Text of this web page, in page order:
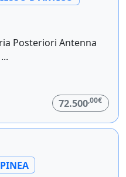
Posteriori Antenna
72.500,00€